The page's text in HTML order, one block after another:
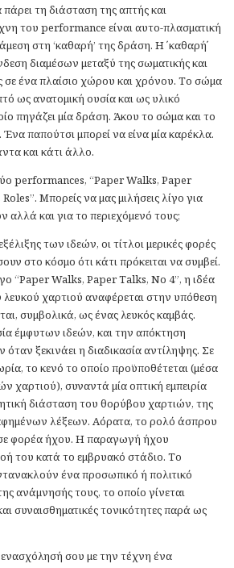
τη διάσταση της απτής και
του performance είναι αυτο-πλασματική
στη ‘καθαρή’ της δράση. Η ΄καθαρή΄
διαμέσων μεταξύ της σωματικής και
σε ένα πλαίσιο χώρου και χρόνου. Το σώμα
ως ανατομική ουσία και ως υλικό
πηγάζει μία δράση. Άκου το σώμα και το
παπούτσι μπορεί να είνα μία καρέκλα.
και κάτι άλλο.
performances, “Paper Walks, Paper
Μπορείς να μας μιλήσεις λίγο για
αλλά και για το περιεχόμενό τους;
των ιδεών, οι τίτλοι μερικές φορές
στο κόσμο ότι κάτι πρόκειται να συμβεί.
“Paper Walks, Paper Talks, No 4”, η ιδέα
χαρτιού αναφέρεται στην υπόθεση
συμβολικά, ως ένας λευκός καμβάς.
έμφυτων ιδεών, και την απόκτηση
ξεκινάει η διαδικασία αντίληψης. Σε
το κενό το οποίο προϋποθέτεται (μέσα
χαρτιού), συναντά μία οπτική εμπειρία
διάσταση του θορύβου χαρτιών, της
λέξεων. Αόρατα, το ρολό άσπρου
σε φορέα ήχου. Η παραγωγή ήχου
του κατά το εμβρυακό στάδιο. Το
ένα προσωπικό ή πολιτικό
ανάμνησής τους, το οποίο γίνεται
συναισθηματικές τονικότητες παρά ως
σου με την τέχνη ένα